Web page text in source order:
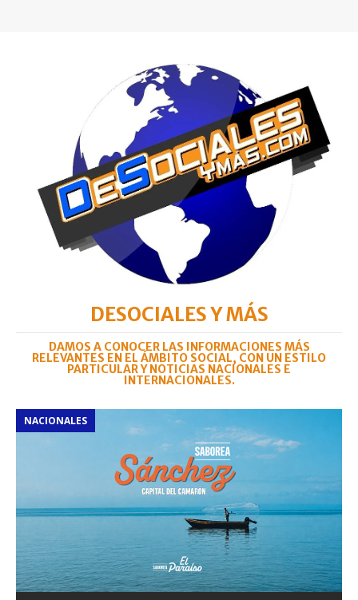
DESOCIALES Y MÁS
DAMOS A CONOCER LAS INFORMACIONES MÁS
RELEVANTES EN EL ÁMBITO SOCIAL, CON UN ESTILO
PARTICULAR Y NOTICIAS NACIONALES E
INTERNACIONALES.
NACIONALES